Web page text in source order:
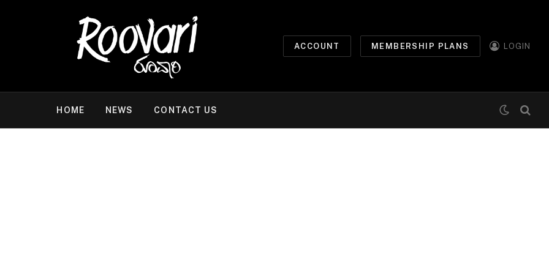
ACCOUNT MEMBERSHIP PLANS LOGIN
HOME NEWS CONTACT US